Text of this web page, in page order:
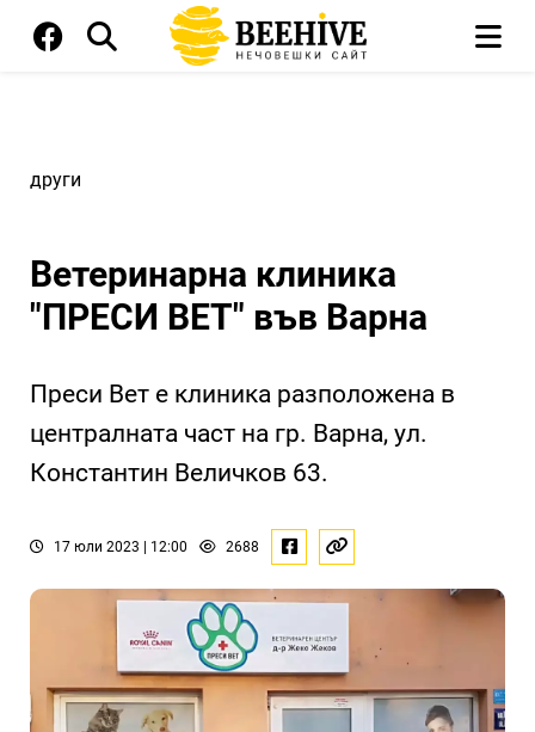
други
Ветеринарна клиника
"ПРЕСИ ВЕТ" във Варна
Преси Вет е клиника разположена в
централната част на гр. Варна, ул.
Константин Величков 63.
17 юли 2023 | 12:00 2688